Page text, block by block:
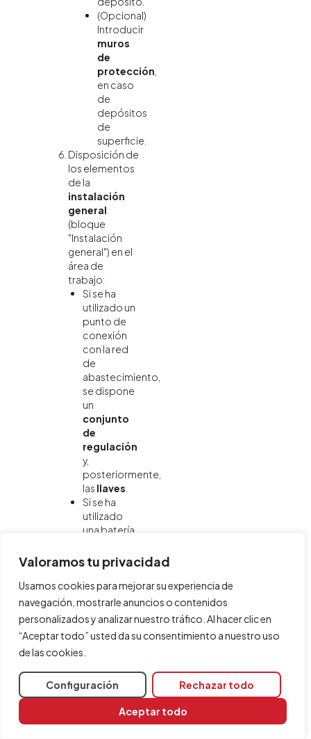
Valoramos tu privacidad
Usamos cookies para mejorar su experiencia de
navegación, mostrarle anuncios o contenidos
personalizados y analizar nuestro tráfico. Al hacer clic en
“Aceptar todo” usted da su consentimiento a nuestro uso
de las cookies.
Configuración Rechazar todo
Aceptar todo
(Opcional)
Introducir
muros
de
protección
en caso
de
depósitos
de
superficie.
Disposición de
los elementos
de la
instalación
general
(bloque
"Instalación
general") en el
área de
trabajo:
Si se ha
utilizado un
punto de
conexión
con la red
de
abastecimiento,
se dispone
un
conjunto
de
regulación
y,
posteriormente,
las llaves
Si se ha
utilizado
una batería
o un
depósito,
se
disponen
llaves
Disposición de
losconsumos
de gas (bloque
"Consumos")
en el área de
trabajo, como
son las placas
para encimera,